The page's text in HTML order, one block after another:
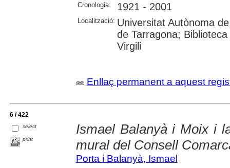
Cronologia: 1921 - 2001
Localització: Universitat Autònoma
de Tarragona;
Virgili
Enllaç permanent a aquest
6 / 422
select
print
Ismael Balanyà i Moix i
mural del Consell
Porta i Balanyà, Ismael